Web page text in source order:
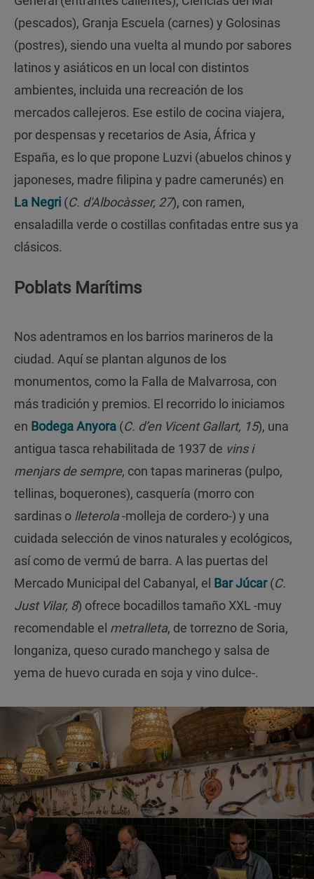
(pescados), Granja Escuela (carnes) y Golosinas
(postres), siendo una vuelta al mundo por sabores
latinos y asiáticos en un local con distintos
ambientes, incluida una recreación de los
mercados callejeros. Ese estilo de cocina viajera,
por despensas y recetarios de Asia, África y
España, es lo que propone Luzvi (abuelos chinos y
japoneses, madre filipina y padre camerunés) en
La Negri (C. d'Albocàsser, 27), con ramen,
ensaladilla verde o costillas confitadas entre sus ya
clásicos.
Poblats Marítims
Nos adentramos en los barrios marineros de la
ciudad. Aquí se plantan algunos de los
monumentos, como la Falla de Malvarrosa, con
más tradición y premios. El recorrido lo iniciamos
en Bodega Anyora (C. d’en Vicent Gallart, 15), una
antigua tasca rehabilitada de 1937 de vins i
menjars de sempre, con tapas marineras (pulpo,
tellinas, boquerones), casquería (morro con
sardinas o lleterola-molleja de cordero-) y una
cuidada selección de vinos naturales y ecológicos,
así como de vermú de barra. A las puertas del
Mercado Municipal del Cabanyal, el Bar Júcar(C.
Just Vilar, 8) ofrece bocadillos tamaño XXL -muy
recomendable el metralleta, de torrezno de Soria,
longaniza, queso curado manchego y salsa de
yema de huevo curada en soja y vino dulce-.